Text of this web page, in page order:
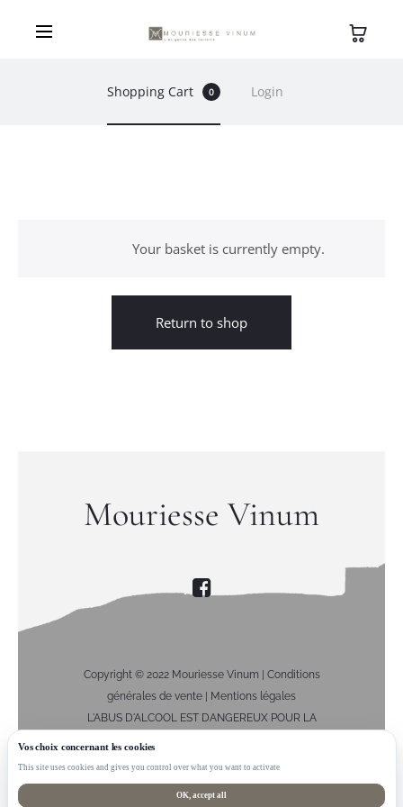
Shopping Cart 0 Login
Your basket is currently empty.
Return to shop
Mouriesse Vinum
Copyright © 2022 Mouriesse Vinum | Conditions
générales de vente | Mentions légales
L'ABUS D'ALCOOL EST DANGEREUX POUR LA
This site uses cookies and gives you control over what you want to activate
OK, accept all